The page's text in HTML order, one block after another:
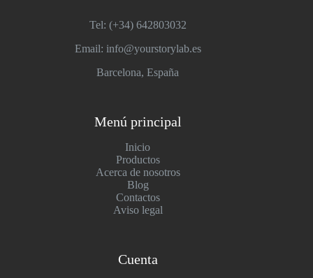
la
página
de
producto
Tel: (+34) 642803032
Email: info@yourstorylab.es
Barcelona, España
Menú principal
Inicio
Productos
Acerca de nosotros
Blog
Contactos
Aviso legal
Cuenta